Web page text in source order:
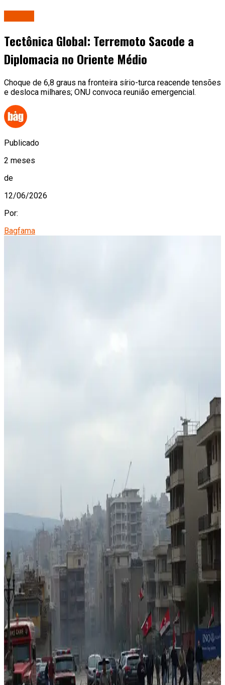
Tectônica Global: Terremoto Sacode a
Diplomacia no Oriente Médio
Choque de 6,8 graus na fronteira sírio-turca reacende tensões
e desloca milhares; ONU convoca reunião emergencial.
Publicado
2 meses
de
12/06/2026
Por:
Bagfama